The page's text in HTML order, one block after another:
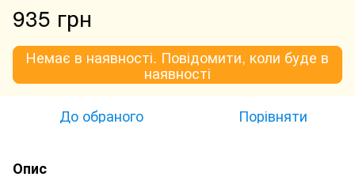
935 грн
Немає в наявності. Повідомити, коли буде в
наявності
До обраного Порівняти
Опис